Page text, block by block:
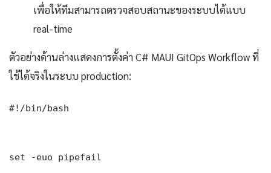
เพื่อให้ทีมสามารถตรวจสอบสถานะของระบบได้แบบ
real-time
ตัวอย่างด้านล่างแสดงการตั้งค่า C# MAUI GitOps Workflow ที่
ใช้ได้จริงในระบบ production:
#!/bin/bash
set -euo pipefail